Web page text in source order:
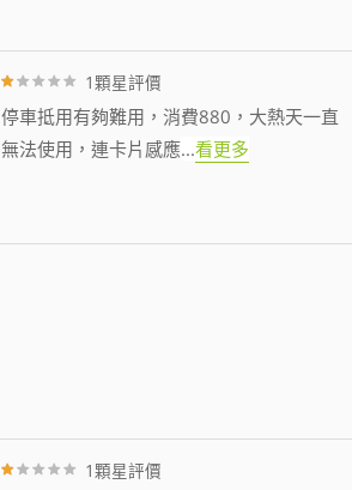
1顆星評價
停車抵用有夠難用，消費880，大熱天一直
無法使用，連卡片感應...看更多
1顆星評價